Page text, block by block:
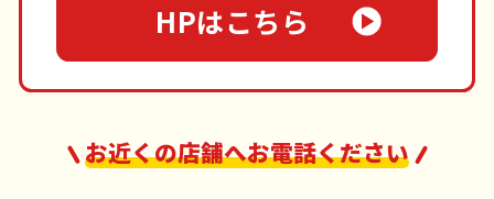
HPはこちら
お近くの店舗へお電話ください